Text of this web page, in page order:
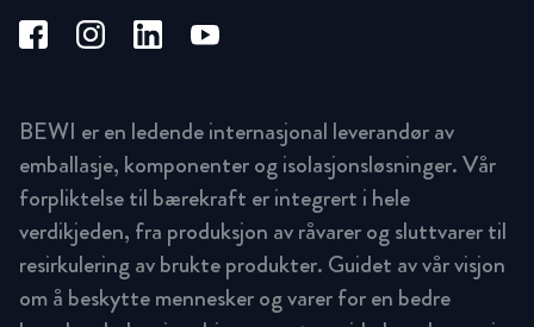
BEWI er en ledende internasjonal leverandør av
emballasje, komponenter og isolasjonsløsninger. Vår
forpliktelse til bærekraft er integrert i hele
verdikjeden, fra produksjon av råvarer og sluttvarer til
resirkulering av brukte produkter. Guidet av vår visjon
om å beskytte mennesker og varer for en bedre